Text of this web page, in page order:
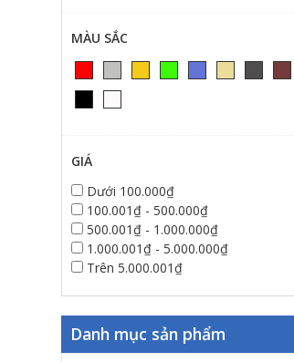
MÀU SẮC
GIÁ
Dưới 100.000₫
100.001₫ - 500.000₫
500.001₫ - 1.000.000₫
1.000.001₫ - 5.000.000₫
Trên 5.000.001₫
Danh mục sản phẩm